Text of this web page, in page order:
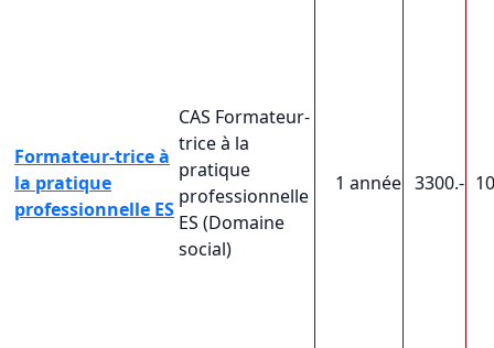
Formateur-trice à
la pratique
professionnelle ES
CAS Formateur-
trice à la
pratique
professionnelle
ES (Domaine
social)
1 année 3300.- 10